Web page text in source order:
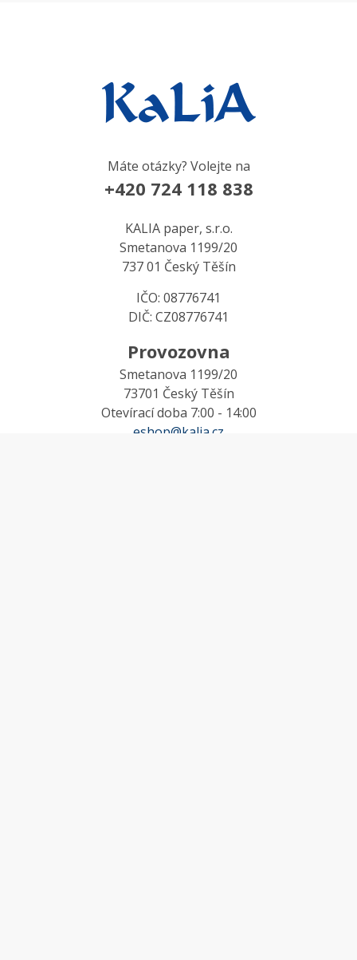
Máte otázky? Volejte na
+420 724 118 838
KALIA paper, s.r.o.
Smetanova 1199/20
737 01 Český Těšín
IČO: 08776741
DIČ: CZ08776741
Provozovna
Smetanova 1199/20
73701 Český Těšín
Otevírací doba 7:00 - 14:00
eshop@kalia.cz